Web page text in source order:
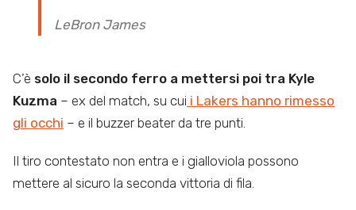
LeBron James
C’è solo il secondo ferro a mettersi poi tra Kyle
Kuzma – ex del match, su cui i Lakers hanno rimesso
gli occhi – e il buzzer beater da tre punti.
Il tiro contestato non entra e i gialloviola possono
mettere al sicuro la seconda vittoria di fila.